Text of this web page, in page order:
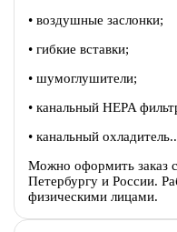
• воздушные заслонки;
• гибкие вставки;
• шумоглушители;
• канальный HEPA
• канальный
Можно оформить заказ
Петербургу и России.
физическими лицами.